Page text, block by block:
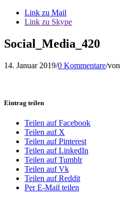
Link zu Mail
Link zu Skype
Social_Media_420
14. Januar 2019/0 Kommentare/von
Eintrag teilen
Teilen auf Facebook
Teilen auf X
Teilen auf Pinterest
Teilen auf LinkedIn
Teilen auf Tumblr
Teilen auf Vk
Teilen auf Reddit
Per E-Mail teilen